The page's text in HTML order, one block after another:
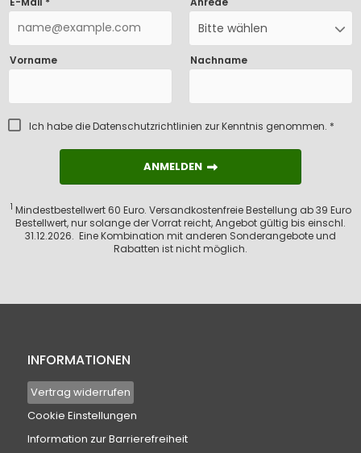
Bitte wählen
Vorname Nachname
Ich habe dieDatenschutzrichtlinien zur Kenntnis genommen. *
ANMELDEN
ANMELDEN
1 Mindestbestellwert 60 Euro. Versandkostenfreie Bestellung ab 39 Euro
Bestellwert, nur solange der Vorrat reicht, Angebot gültig bis einschl.
31.12.2026. Eine Kombination mit anderen Sonderangebote und
Rabatten ist nicht möglich.
INFORMATIONEN
Vertrag widerrufen
Cookie Einstellungen
Information zur Barrierefreiheit